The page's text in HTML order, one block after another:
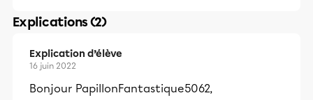
Explications (2)
Explication d’élève
16 juin 2022
Bonjour PapillonFantastique5062,